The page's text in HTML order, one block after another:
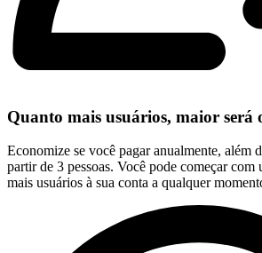
Quanto mais usuários, maior será
Economize se você pagar anualmente, além
partir de 3 pessoas. Você pode começar com
mais usuários à sua conta a qualquer